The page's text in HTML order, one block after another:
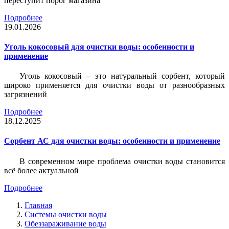
Подробнее
19.01.2026
Уголь кокосовый для очистки воды: особенности и
применение
Уголь кокосовый – это натуральный сорбент, который
широко применяется для очистки воды от разнообразных
загрязнений
Подробнее
18.12.2025
Сорбент АС для очистки воды: особенности и применение
В современном мире проблема очистки воды становится
всё более актуальной
Подробнее
Главная
Системы очистки воды
Обеззараживание воды